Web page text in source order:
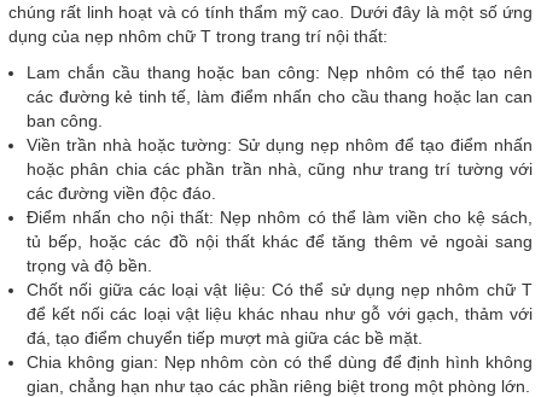
chúng rất linh hoạt và có tính thẩm mỹ cao. Dưới đây là một số ứng
dụng của nẹp nhôm chữ T trong trang trí nội thất:
Lam chắn cầu thang hoặc ban công: Nẹp nhôm có thể tạo nên
các đường kẻ tinh tế, làm điểm nhấn cho cầu thang hoặc lan can
ban công.
Viền trần nhà hoặc tường: Sử dụng nẹp nhôm để tạo điểm nhấn
hoặc phân chia các phần trần nhà, cũng như trang trí tường với
các đường viền độc đáo.
Điểm nhấn cho nội thất: Nẹp nhôm có thể làm viền cho kệ sách,
tủ bếp, hoặc các đồ nội thất khác để tăng thêm vẻ ngoài sang
trọng và độ bền.
Chốt nối giữa các loại vật liệu: Có thể sử dụng nẹp nhôm chữ T
để kết nối các loại vật liệu khác nhau như gỗ với gạch, thảm với
đá, tạo điểm chuyển tiếp mượt mà giữa các bề mặt.
Chia không gian: Nẹp nhôm còn có thể dùng để định hình không
gian, chẳng hạn như tạo các phần riêng biệt trong một phòng lớn.